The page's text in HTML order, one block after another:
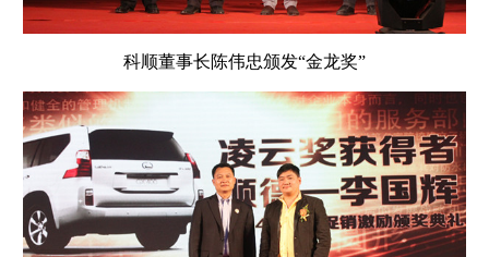
科顺董事长陈伟忠颁发“金龙奖”